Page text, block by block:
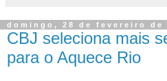
domingo, 28 de fevereiro de
CBJ seleciona mais
para o Aquece Rio